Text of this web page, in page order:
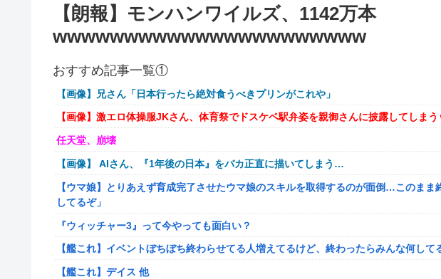
【朗報】モンハンワイルズ、1142万本
wwwwwwwwwwwwwwwwwwwwww
おすすめ記事一覧①
【画像】兄さん「日本行ったら絶対食うべきプリンがこれや」
【画像】激エロ体操服JKさん、体育祭でドスケベ駅弁姿を親御さんに披露してしまう
任天堂、崩壊
【画像】 AIさん、『1年後の日本』をバカ正直に描いてしまう…
【ウマ娘】とりあえず育成完了させたウマ娘のスキルを取得するのが面倒…このま
してるぞ」
『ウィッチャー3』って今やっても面白い？
【艦これ】イベントぼちぼち終わらせてる人増えてるけど、終わったらみんな何して
【艦これ】デイス 他